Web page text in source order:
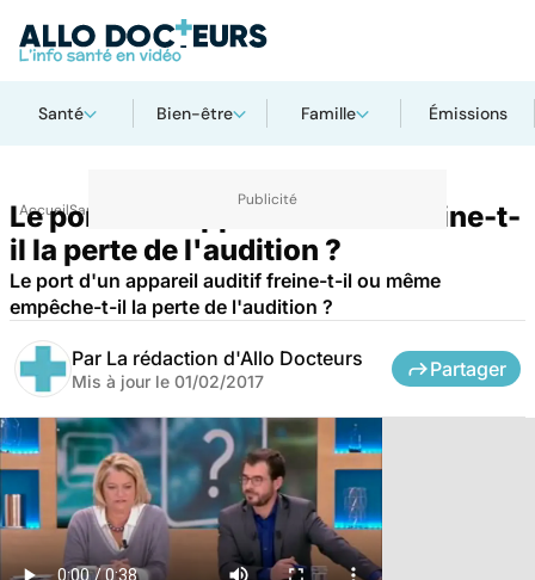
Santé Bien-être Famille Émissions
AccueilSanté
Le port d'un appareil auditif freine-t-
il la perte de l'audition ?
Le port d'un appareil auditif freine-t-il ou même
empêche-t-il la perte de l'audition ?
Par La rédaction d'Allo Docteurs
Mis à jour le 01/02/2017
Partager